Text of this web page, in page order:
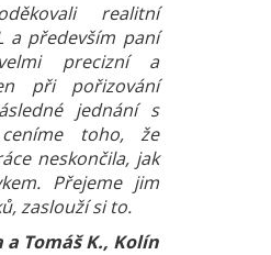
realitní
a především paní
precizní a
při pořizování
jednání s
toho, že
neskončila, jak
Přejeme jim
zaslouží si to.
a Tomáš K., Kolín